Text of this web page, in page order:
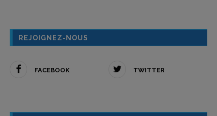
REJOIGNEZ-NOUS
FACEBOOK TWITTER